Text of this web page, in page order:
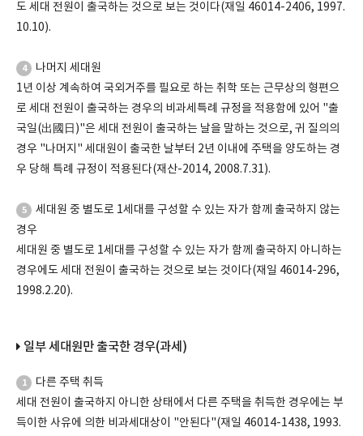
도 세대 전원이 출국하는 것으로 보는 것이다(재일 46014-2406, 1997.
10.10).
4
나머지 세대원
1년 이상 계속하여 국외거주를 필요로 하는 취학 또는 근무상의 형편으
로 세대 전원이 출국하는 경우의 비과세특례 규정을 적용함에 있어 "출
국일(出國日)"은 세대 전원이 출국하는 날을 말하는 것으로, 귀 질의의
경우 "나머지" 세대원이 출국한 날부터 2년 이내에 주택을 양도하는 경
우 당해 특례 규정이 적용된다(재산-2014, 2008.7.31).
5
세대원 중 별도로 1세대를 구성할 수 있는 자가 함께 출국하지 않는
경우
세대원 중 별도로 1세대를 구성할 수 있는 자가 함께 출국하지 아니하는
경우에도 세대 전원이 출국하는 것으로 보는 것이다(재일 46014-296,
1998.2.20).
일부 세대원만 출국한 경우(과세)
1
다른 주택 취득
세대 전원이 출국하지 아니한 상태에서 다른 주택을 취득한 경우에는 부
득이한 사유에 의한 비과세대상이 "안된다"(재일 46014-1438, 1993.